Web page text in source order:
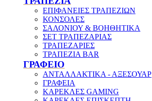
ΕΠΙΦΑΝΕΙΕΣ ΤΡΑΠΕΖΙΩΝ
ΚΟΝΣΟΛΕΣ
ΣΑΛΟΝΙΟΥ & ΒΟΗΘΗΤΙΚΑ
ΣΕΤ ΤΡΑΠΕΖΑΡΙΑΣ
ΤΡΑΠΕΖΑΡΙΕΣ
ΤΡΑΠΕΖΙΑ BAR
ΓΡΑΦΕΙΟ
ΑΝΤΑΛΛΑΚΤΙΚΑ - ΑΞΕΣΟΥΑΡ
ΓΡΑΦΕΙΑ
ΚΑΡΕΚΛΕΣ GAMING